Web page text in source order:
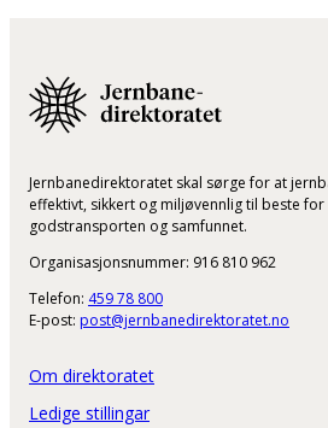
Jernbanedirektoratet skal sørge for at
effektivt, sikkert og miljøvennlig til beste
godstransporten og samfunnet.
Organisasjonsnummer: 916 810 962
Telefon: 459 78 800
E-post: post@jernbanedirektoratet.no
Om direktoratet
Ledige stillingar